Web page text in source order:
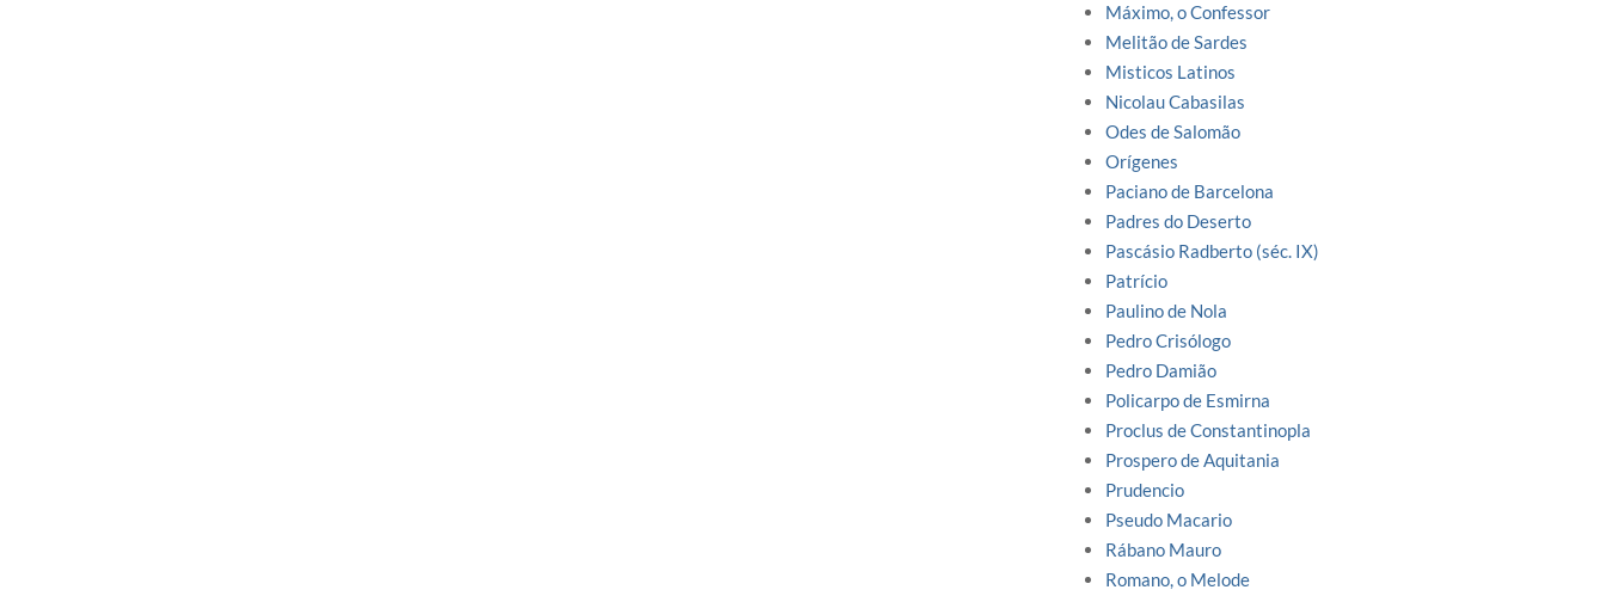
Máximo, o Confessor
Melitão de Sardes
Misticos Latinos
Nicolau Cabasilas
Odes de Salomão
Orígenes
Paciano de Barcelona
Padres do Deserto
Pascásio Radberto (séc. IX)
Patrício
Paulino de Nola
Pedro Crisólogo
Pedro Damião
Policarpo de Esmirna
Proclus de Constantinopla
Prospero de Aquitania
Prudencio
Pseudo Macario
Rábano Mauro
Romano, o Melode